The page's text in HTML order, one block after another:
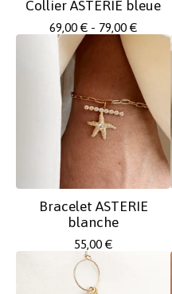
Collier ASTERIE bleue
69,00 € - 79,00 €
Bracelet ASTERIE
blanche
55,00 €